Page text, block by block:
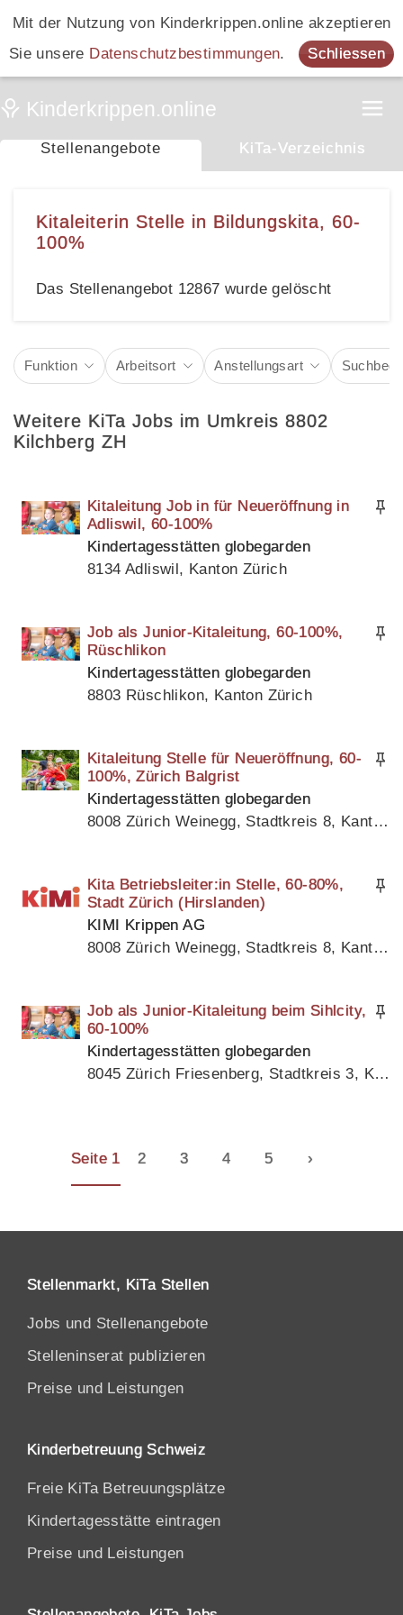
Mit der Nutzung von Kinderkrippen.online akzeptieren
Sie unsere Datenschutzbestimmungen. Schliessen
Stellenangebote KiTa-Verzeichnis
Kitaleiterin Stelle in Bildungskita, 60-
100%
Das Stellenangebot 12867 wurde gelöscht
Funktion Arbeitsort Anstellungsart
Weitere KiTa Jobs im Umkreis 8802
Kilchberg ZH
Kitaleitung Job in für Neueröffnung in
Adliswil, 60-100%
Kindertagesstätten globegarden
8134 Adliswil, Kanton Zürich
Job als Junior-Kitaleitung, 60-100%,
Rüschlikon
Kindertagesstätten globegarden
8803 Rüschlikon, Kanton Zürich
Kitaleitung Stelle für Neueröffnung, 60-
100%, Zürich Balgrist
Kindertagesstätten globegarden
8008 Zürich Weinegg, Stadtkreis 8, Kanton Zürich
Kita Betriebsleiter:in Stelle, 60-80%,
Stadt Zürich (Hirslanden)
KIMI Krippen AG
8008 Zürich Weinegg, Stadtkreis 8, Kanton Zürich
Job als Junior-Kitaleitung beim Sihlcity,
60-100%
Kindertagesstätten globegarden
8045 Zürich Friesenberg, Stadtkreis 3, Kanton Zürich
Seite 1 2 3 4 5 ›
Stellenmarkt, KiTa Stellen
Jobs und Stellenangebote
Stelleninserat publizieren
Preise und Leistungen
Kinderbetreuung Schweiz
Freie KiTa Betreuungsplätze
Kindertagesstätte eintragen
Preise und Leistungen